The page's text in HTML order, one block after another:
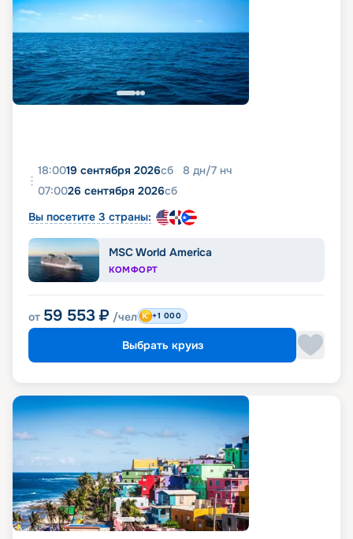
18:0019 сентября 2026сб 8 дн/7 нч
07:0026 сентября 2026сб
Вы посетите 3 страны:
MSC World America
КОМФОРТ
от 59 553 ₽ /чел +1 000
Выбрать круиз